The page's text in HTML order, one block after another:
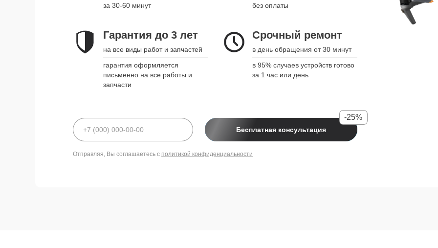
за 30-60 минут
без оплаты
Гарантия до 3 лет
на все виды работ и запчастей
гарантия оформляется
письменно на все работы и
запчасти
Срочный ремонт
в день обращения от 30 минут
в 95% случаев устройств готово
за 1 час или день
Бесплатная консультация
-25%
Отправляя, Вы соглашаетесь с политикой конфиденциальности